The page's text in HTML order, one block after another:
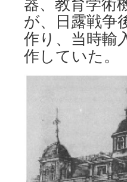
が、日露戦争
作り、当時輸
作していた。